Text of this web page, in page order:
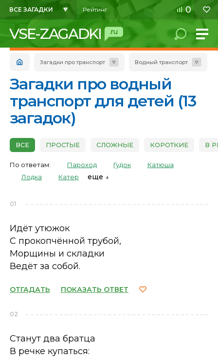
ВСЕ ЗАГАДКИ Рейтинг 0
VSE-ZAGADKI .ru
Загадки про транспорт Водный транспорт
Загадки про водный
транспорт для детей (13
загадок)
ВСЕ ПРОСТЫЕ СЛОЖНЫЕ КОРОТКИЕ В
По ответам: Пароход Гудок
Катюша
Лодка
Катер еще
01
Идёт утюжок
С прокопчённой трубой,
Морщины и складки
Ведёт за собой.
ОТГАДАТЬ ПОКАЗАТЬ ОТВЕТ
02
Станут два братца
В речке купаться: